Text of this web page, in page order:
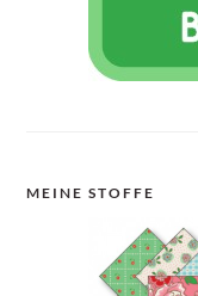
MEINE STOFFE